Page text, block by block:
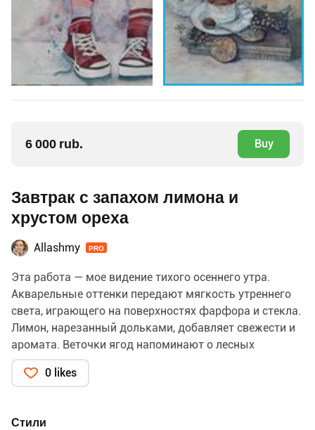
6 000 rub. Buy
Завтрак с запахом лимона и
хрустом ореха
Allashmy PRO
Эта работа — мое видение тихого осеннего утра.
Акварельные оттенки передают мягкость утреннего
света, играющего на поверхностях фарфора и стекла.
Лимон, нарезанный дольками, добавляет свежести и
аромата. Веточки ягод напоминают о лесных
прогулках, а орехи приглашают насладиться вкусом
настоящего осеннего дня.
0 likes
Стили